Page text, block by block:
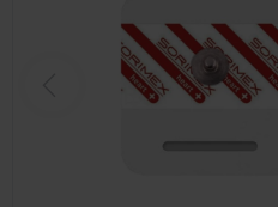
Poprzedni